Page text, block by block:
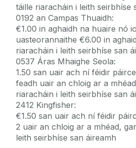
táille riaracháin i leith seirbhíse
0192 an Campas Thuaidh:
€1.00 in aghaidh na huaire nó
uasteorannaithe €6.00 in
riaracháin i leith seirbhíse san
0537 Áras Mhaighe Seola:
1.50 san uair ach ní féidir
feadh uair an chloig ar a
riaracháin i leith seirbhíse san
2412 Kingfisher:
€1.50 san uair ach ní féidir
2 uair an chloig ar a mhéad,
leith seirbhíse san áireamh